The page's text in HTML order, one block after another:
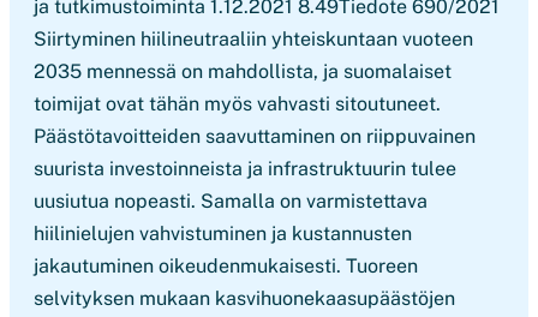
ja tutkimustoiminta 1.12.2021 8.49Tiedote 690/2021
Siirtyminen hiilineutraaliin yhteiskuntaan vuoteen
2035 mennessä on mahdollista, ja suomalaiset
toimijat ovat tähän myös vahvasti sitoutuneet.
Päästötavoitteiden saavuttaminen on riippuvainen
suurista investoinneista ja infrastruktuurin tulee
uusiutua nopeasti. Samalla on varmistettava
hiilinielujen vahvistuminen ja kustannusten
jakautuminen oikeudenmukaisesti. Tuoreen
selvityksen mukaan kasvihuonekaasupäästöjen